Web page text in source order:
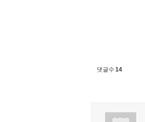
댓글수14